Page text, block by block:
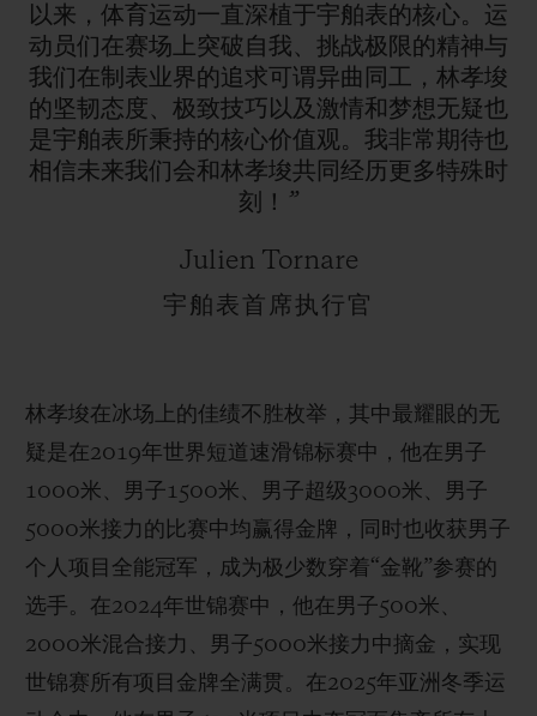
以来，体育运动一直深植于宇舶表的核心。运
动员们在赛场上突破自我、挑战极限的精神与
我们在制表业界的追求可谓异曲同工，林孝埈
的坚韧态度、极致技巧以及激情和梦想无疑也
是宇舶表所秉持的核心价值观。我非常期待也
相信未来我们会和林孝埈共同经历更多特殊时
刻！”
Julien Tornare
宇舶表首席执行官
林孝埈在冰场上的佳绩不胜枚举，其中最耀眼的无
疑是在2019年世界短道速滑锦标赛中，他在男子
1000米、男子1500米、男子超级3000米、男子
5000米接力的比赛中均赢得金牌，同时也收获男子
个人项目全能冠军，成为极少数穿着“金靴”参赛的
选手。在2024年世锦赛中，他在男子500米、
2000米混合接力、男子5000米接力中摘金，实现
世锦赛所有项目金牌全满贯。在2025年亚洲冬季运